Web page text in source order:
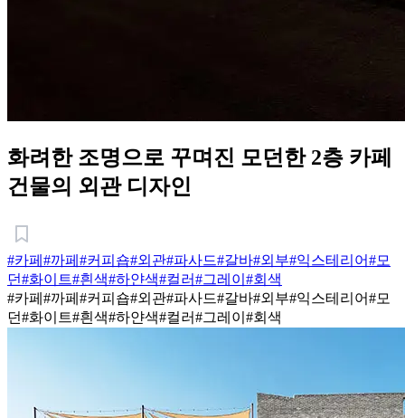
화려한 조명으로 꾸며진 모던한 2층 카페
건물의 외관 디자인
#카페 #까페 #커피숍#외관#파사드#갈바#외부#익스테리어#모
던#화이트#흰색#하얀색#컬러#그레이 #회색
#카페 #까페 #커피숍#외관#파사드#갈바#외부#익스테리어#모
던#화이트#흰색#하얀색#컬러#그레이 #회색